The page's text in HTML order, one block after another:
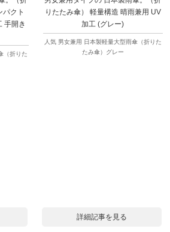
パクト
手開き
（折りた
りたたみ傘） 軽量構造 晴雨兼用 UV
加工 (グレー)
人気 男女兼用 日本製軽量大型雨傘（折りた
たみ傘）グレー
詳細記事を見る